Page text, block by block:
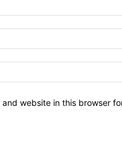
and website in this browser